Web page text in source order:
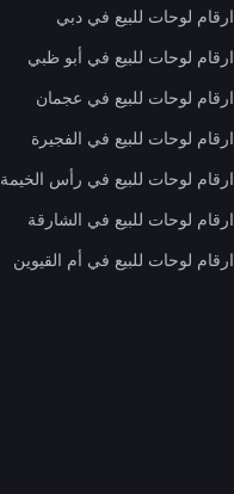
ارقام لوحات للبيع في دبي
ارقام لوحات للبيع في أبو ظبي
ارقام لوحات للبيع في عجمان
ارقام لوحات للبيع في الفجيرة
ارقام لوحات للبيع في رأس الخيمة
ارقام لوحات للبيع في الشارقة
ارقام لوحات للبيع في أم القيوين